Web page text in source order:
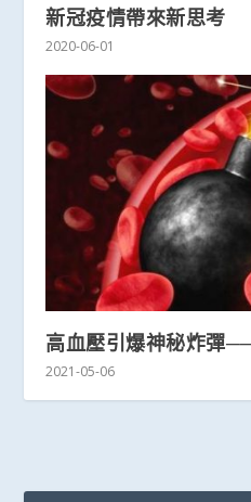
新冠疫情帶來新思考
2020-06-01
高血壓引爆神秘炸彈
2021-05-06